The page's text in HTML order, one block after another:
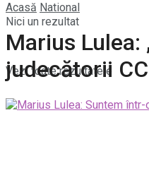
Nici un rezultat
Vezi toate rezultatele
Acasă National
Marius
judecătorii